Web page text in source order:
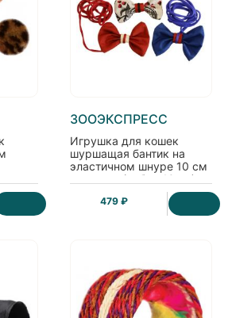
ЗООЭКСПРЕСС
Игрушка для кошек
шуршащая бантик на
эластичном шнуре 10 см
текстиль (набор 10 шт)
479 ₽